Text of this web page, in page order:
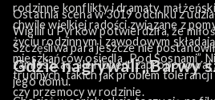
rodzinne konflikty i dramaty,
chwile wielkiej radości związane z
życiu rodzinnym i zawodowym
mieszkańców osiedla „Pod Sosnami”.
trudnych, takich jak problem
czy przemocy w rodzinie.
Ostatnia scena w 3019 odcinku z
Wigilii u Pyrków potwierdziła, że
Szczęśliwa para jeszcze nie
zamieszkać, ale Hubert zaproponował
jego domu.
Gdzie nagrywali „Barwy